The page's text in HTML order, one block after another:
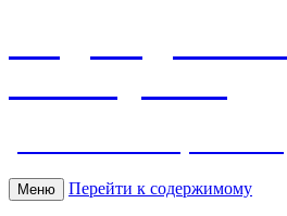
МБДОУ ДС
Меню Перейти к содержимому